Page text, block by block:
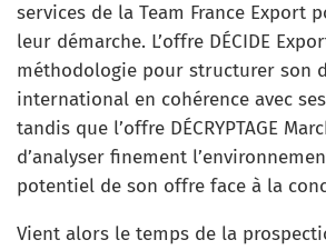
services de la Team France Export
leur démarche. L’offre DÉCIDE
méthodologie pour structurer son
international en cohérence avec
tandis que l’offre DÉCRYPTAGE
d’analyser finement
potentiel de son offre face à la
Vient alors le temps de la